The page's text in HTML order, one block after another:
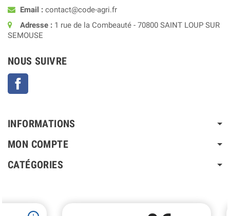
Email : contact@code-agri.fr
Adresse : 1 rue de la Combeauté - 70800 SAINT LOUP SUR
SEMOUSE
NOUS SUIVRE
INFORMATIONS
MON COMPTE
CATÉGORIES